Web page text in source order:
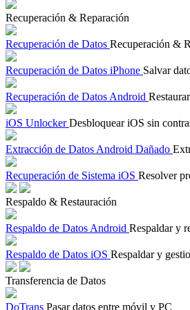
Recuperación & Reparación
Recuperación de Datos Recuperación &
Recuperación de Datos iPhone Salvar
Recuperación de Datos Android
iOS Unlocker Desbloquear iOS sin
Extracción de Datos Android Dañado
Recuperación de Sistema iOS Resolver
Respaldo & Restauración
Respaldo de Datos Android Respaldar y
Respaldo de Datos iOS Respaldar y
Transferencia de Datos
DoTrans Pasar datos entre móvil y PC